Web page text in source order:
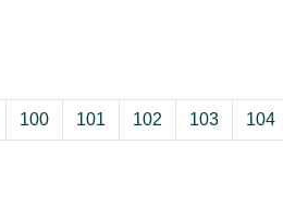
100 101 102 103 104